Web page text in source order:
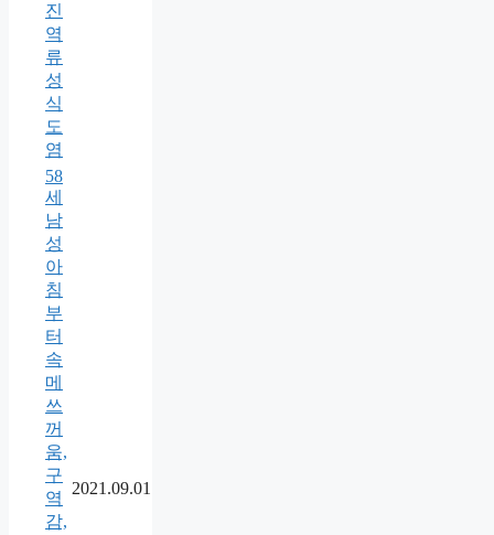
진
역
류
성
식
도
염
58
세
남
성
아
침
부
터
속
메
쓰
꺼
움,
구
역
감,
2021.09.01